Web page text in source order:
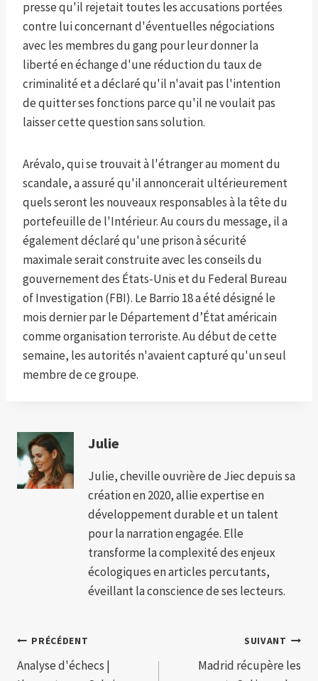
presse qu'il rejetait toutes les accusations portées
contre lui concernant d'éventuelles négociations
avec les membres du gang pour leur donner la
liberté en échange d'une réduction du taux de
criminalité et a déclaré qu'il n'avait pas l'intention
de quitter ses fonctions parce qu'il ne voulait pas
laisser cette question sans solution.
Arévalo, qui se trouvait à l'étranger au moment du
scandale, a assuré qu'il annoncerait ultérieurement
quels seront les nouveaux responsables à la tête du
portefeuille de l'Intérieur. Au cours du message, il a
également déclaré qu'une prison à sécurité
maximale serait construite avec les conseils du
gouvernement des États-Unis et du Federal Bureau
of Investigation (FBI). Le Barrio 18 a été désigné le
mois dernier par le Département d’État américain
comme organisation terroriste. Au début de cette
semaine, les autorités n'avaient capturé qu'un seul
membre de ce groupe.
Julie
Julie, cheville ouvrière de Jiec depuis sa
création en 2020, allie expertise en
développement durable et un talent
pour la narration engagée. Elle
transforme la complexité des enjeux
écologiques en articles percutants,
éveillant la conscience de ses lecteurs.
Navigation
de
PRÉCÉDENT
Analyse d'échecs |
SUIVANT
Madrid récupère les